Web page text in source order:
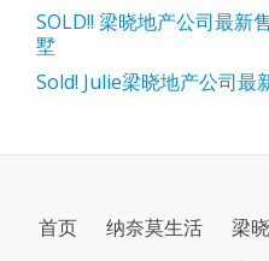
SOLD!! 梁晓地产公司最新
墅
Sold! Julie梁晓地产公司最
SECONDARY
MENU
首页 纳奈莫生活 梁